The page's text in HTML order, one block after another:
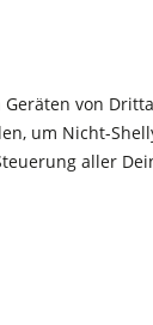
von
um Nicht-
aller